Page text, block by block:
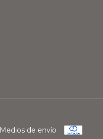
Medios de envío